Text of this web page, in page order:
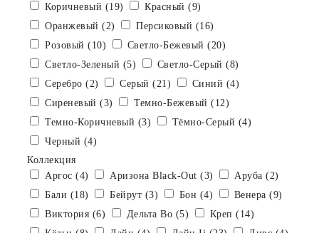
Коричневый (19)
Красный (9)
Оранжевый (2)
Персиковый (16)
Розовый (10)
Светло-Бежевый (20)
Светло-Зеленый (5)
Светло-Серый (8)
Серебро (2)
Серый (21)
Синий (4)
Сиреневый (3)
Темно-Бежевый (12)
Темно-Коричневый (3)
Тёмно-Серый (4)
Черный (4)
Коллекция
Аргос (4)
Аризона Black-Out (3)
Аруба (2)
Бали (18)
Бейрут (3) Бон (4)
Венера (9)
Виктория (6)
Дельта Во (5)
Креп (14)